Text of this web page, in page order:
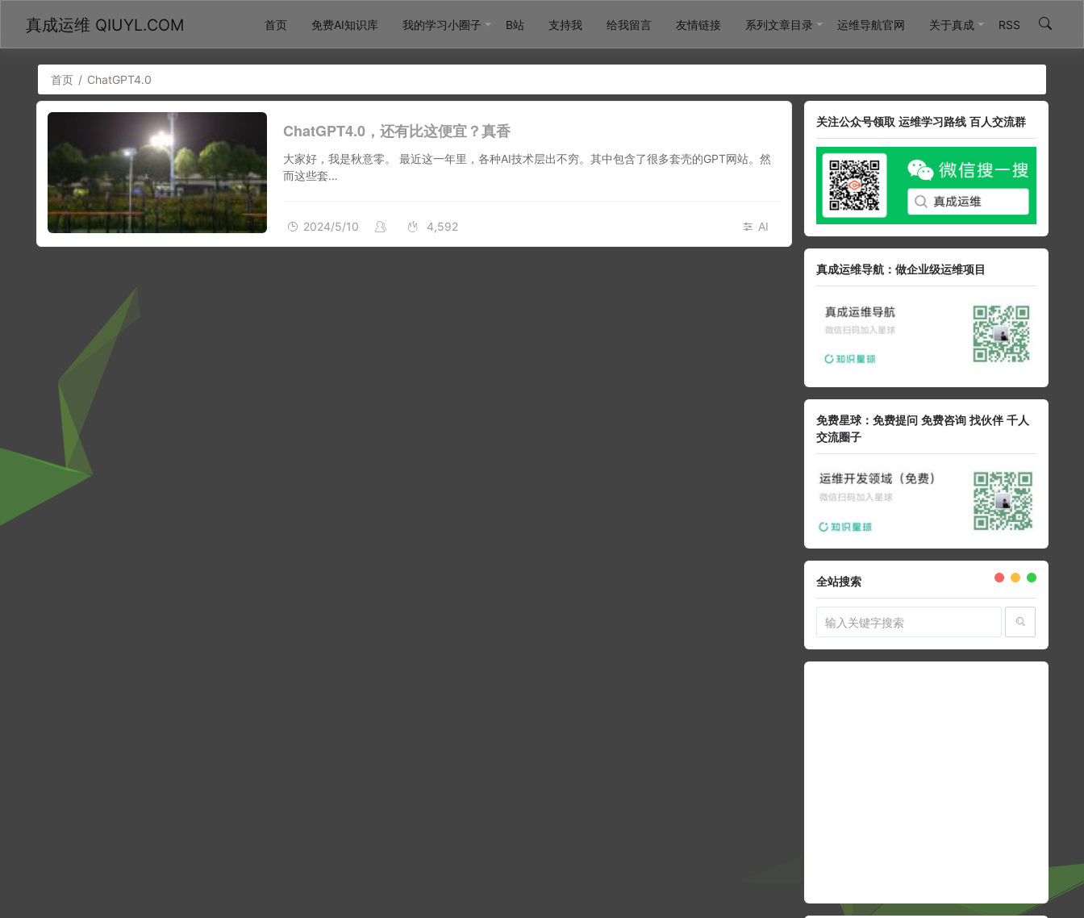
真成运维 QIUYL.COM 首页 免费AI知识库 我的学习小圈子 B站 支持我 给我留言 友情链接 系列文章目录 运维导航官网 关于真成 RSS
首页 / ChatGPT4.0
ChatGPT4.0，还有比这便宜？真香
大家好，我是秋意零。 最近这一年里，各种AI技术层出不穷。其中包含了很多套壳的GPT网站。然
而这些套…
AI
2024/5/10 4,592
关注公众号领取 运维学习路线 百人交流群
真成运维导航：做企业级运维项目
免费星球：免费提问 免费咨询 找伙伴 千人
交流圈子
全站搜索